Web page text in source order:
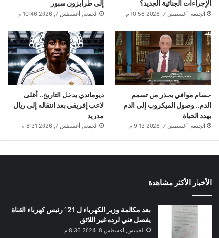
الإجراءات الجنائية الجديد؟
الجمعة, أغسطس 7, 2026 10:56 م
إلى طرابزون سبور
الجمعة, أغسطس 7, 2026 10:46 م
حسام موافي يحذر من تسمم
الدم.. وصول الميكروب إلى الدم
يهدد الحياة
الجمعة, أغسطس 7, 2026 9:13 م
ديوماندي يدخل التاريخ.. أغلى
لاعب إفريقي بعد انتقاله إلى ريال
مدريد
الجمعة, أغسطس 7, 2026 8:31 م
الأخبار الأكثر مشاهدة
بعد مكالمة وزير الكهرباء ل 121 رئيس كهرباء القناة
يفصل فني لرده غير اللائق
الخميس, أغسطس 8, 2024 8:36 م